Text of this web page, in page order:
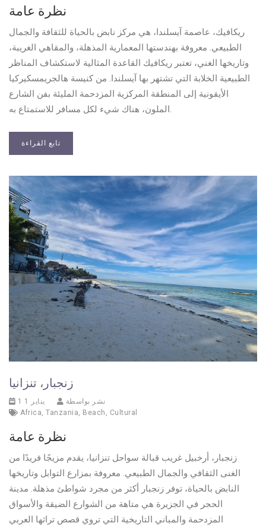
نظرة عامة
ريكافيك، عاصمة آيسلندا، هي مركز نابض بالحياة للثقافة والجمال
الطبيعي. معروفة بهندستها المعمارية المذهلة، والمقاهي الغريبة،
وتاريخها الغني، تعتبر ريكافيك القاعدة المثالية لاستكشاف المناظر
الطبيعية الخلابة التي تشتهر بها آيسلندا. من كنيسة هالجريمسكيركيا
الأيقونية إلى المنطقة المركزية المزدحمة المليئة بفن الشارع
الملون، هناك شيء لكل مسافر للاستمتاع به.
تابع القراءة
زنجبار، تنزانيا
1 يناير 1
نشر بواسطة
Africa, Tanzania, Beach , Cultural
نظرة عامة
زنجبار، أرخبيل غريب قبالة سواحل تنزانيا، يقدم مزيجًا فريدًا من
الغنى الثقافي والجمال الطبيعي. معروفة بمزارع التوابل وتاريخها
النابض بالحياة، توفر زنجبار أكثر من مجرد شواطئ مذهلة. مدينة
الحجر في الجزيرة هي متاهة من الشوارع الضيقة والأسواق
المزدحمة والمباني التاريخية التي تروي قصص تراثها العربي